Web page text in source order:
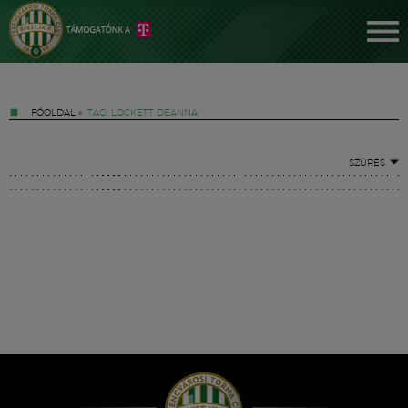
FŐOLDAL » TAG: LOCKETT DEANNA
SZŰRÉS
Hírek